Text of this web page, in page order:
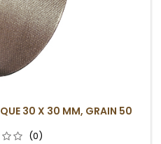
30 X 30 MM, GRAIN 50
(0)